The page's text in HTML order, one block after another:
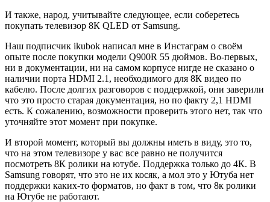
И также, народ, учитывайте следующее, если соберетесь
покупать телевизор 8К QLED от Samsung.
Наш подписчик ikubok написал мне в Инстаграм о своём
опыте после покупки модели Q900R 55 дюймов. Во-первых,
ни в документации, ни на самом корпусе нигде не сказано о
наличии порта HDMI 2.1, необходимого для 8К видео по
кабелю. После долгих разговоров с поддержкой, они заверили
что это просто старая документация, но по факту 2,1 HDMI
есть. К сожалению, возможности проверить этого нет, так что
уточняйте этот момент при покупке.
И второй момент, который вы должны иметь в виду, это то,
что на этом телевизоре у вас все равно не получится
посмотреть 8К ролики на ютубе. Поддержка только до 4К. В
Samsung говорят, что это не их косяк, а мол это у Ютуба нет
поддержки каких-то форматов, но факт в том, что 8к ролики
на Ютубе не работают.